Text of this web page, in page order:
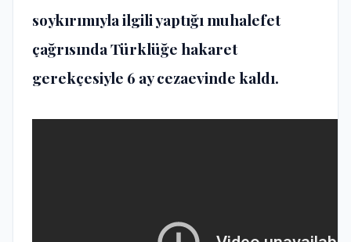
soykırımıyla ilgili yaptığı muhalefet
çağrısında Türklüğe hakaret
gerekçesiyle 6 ay cezaevinde kaldı.